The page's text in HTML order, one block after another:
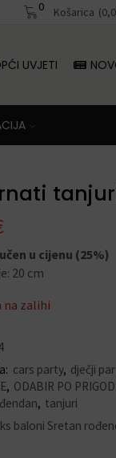
iznad 70 €
0 Košarica (
UVJETI
u cijenu (25%)
20 cm
na zalihi
cars party, dječji
, ODABIR PO
, tanjuri
baloni Sretan